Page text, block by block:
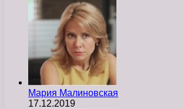
Мария Малиновская
17.12.2019